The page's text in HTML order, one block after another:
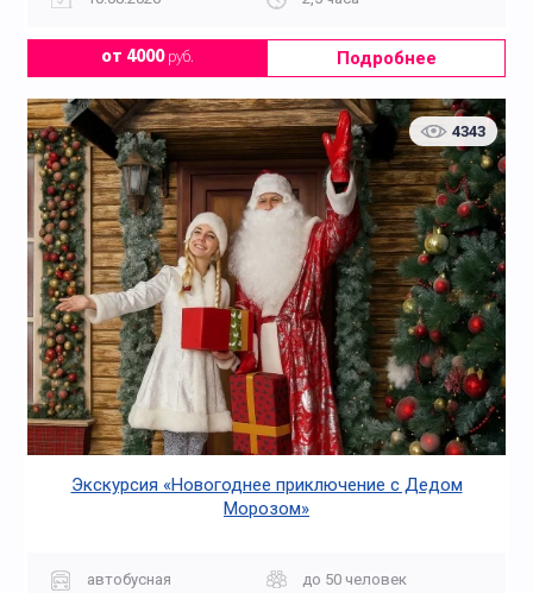
от 4000руб. Подробнее
4343
Экскурсия «Новогоднее приключение с Дедом
Морозом»
автобусная
до 50 человек